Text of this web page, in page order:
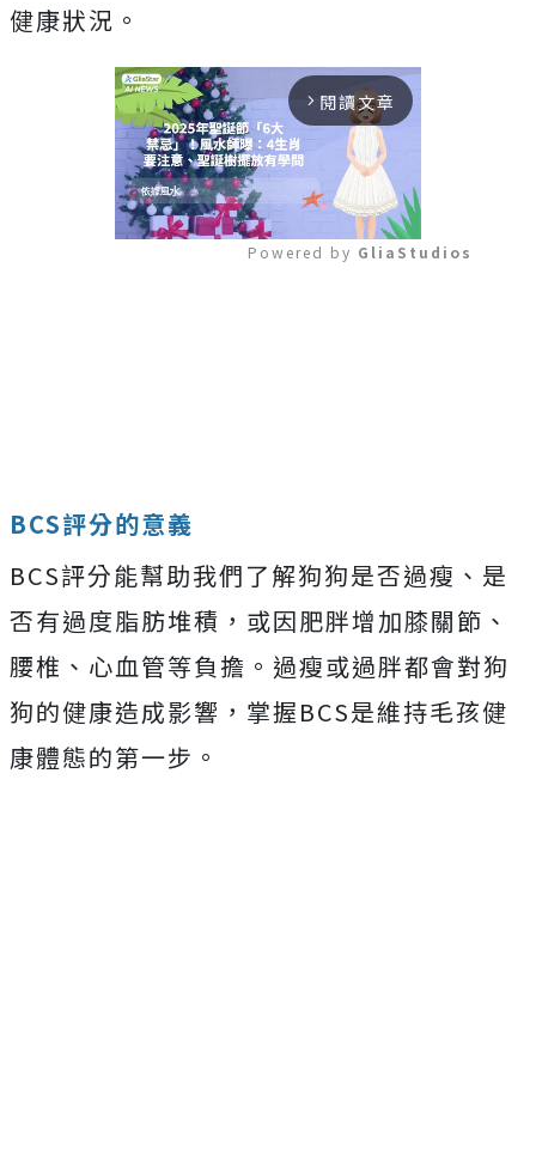
健康狀況。
arrow_forward_ios 閱讀文章
Powered by GliaStudios
BCS評分的意義
BCS評分能幫助我們了解狗狗是否過瘦、是
否有過度脂肪堆積，或因肥胖增加膝關節、
腰椎、心血管等負擔。過瘦或過胖都會對狗
狗的健康造成影響，掌握BCS是維持毛孩健
康體態的第一步。